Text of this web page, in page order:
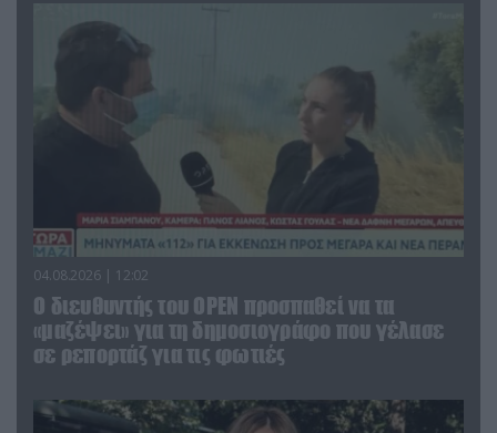
04.08.2026 | 12:02
O διευθυντής του OPEN προσπαθεί να τα
«μαζέψει» για τη δημοσιογράφο που γέλασε
σε ρεπορτάζ για τις φωτιές